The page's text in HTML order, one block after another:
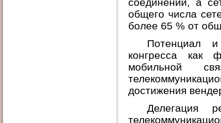
соединений, а
общего числа
более 65 % от
Потенциал
конгресса как
мобильной
достижения
Делегация